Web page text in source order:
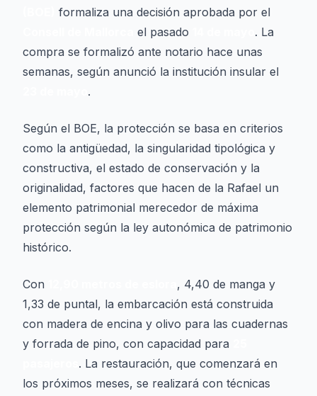
formaliza una decisión aprobada por el
el pasado
. La
compra se formalizó ante notario hace unas
semanas, según anunció la institución insular el
.
Según el BOE, la protección se basa en criterios
como la antigüedad, la singularidad tipológica y
constructiva, el estado de conservación y la
originalidad, factores que hacen de la Rafael un
elemento patrimonial merecedor de máxima
protección según la ley autonómica de patrimonio
histórico.
Con
, 4,40 de manga y
1,33 de puntal, la embarcación está construida
con madera de encina y olivo para las cuadernas
y forrada de pino, con capacidad para
. La restauración, que comenzará en
los próximos meses, se realizará con técnicas